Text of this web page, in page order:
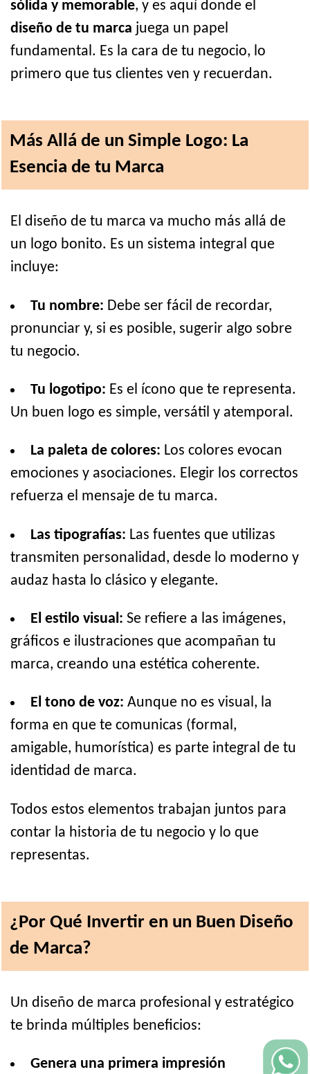
sólida y memorable, y es aquí donde el
diseño de tu marca juega un papel
fundamental. Es la cara de tu negocio, lo
primero que tus clientes ven y recuerdan.
Más Allá de un Simple Logo: La
Esencia de tu Marca
El diseño de tu marca va mucho más allá de
un logo bonito. Es un sistema integral que
incluye:
Tu nombre: Debe ser fácil de recordar,
pronunciar y, si es posible, sugerir algo sobre
tu negocio.
Tu logotipo: Es el ícono que te representa.
Un buen logo es simple, versátil y atemporal.
La paleta de colores: Los colores evocan
emociones y asociaciones. Elegir los correctos
refuerza el mensaje de tu marca.
Las tipografías: Las fuentes que utilizas
transmiten personalidad, desde lo moderno y
audaz hasta lo clásico y elegante.
El estilo visual: Se refiere a las imágenes,
gráficos e ilustraciones que acompañan tu
marca, creando una estética coherente.
El tono de voz: Aunque no es visual, la
forma en que te comunicas (formal,
amigable, humorística) es parte integral de tu
identidad de marca.
Todos estos elementos trabajan juntos para
contar la historia de tu negocio y lo que
representas.
¿Por Qué Invertir en un Buen Diseño
de Marca?
Un diseño de marca profesional y estratégico
te brinda múltiples beneficios:
Genera una primera impresión